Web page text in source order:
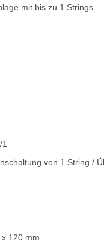
mit bis zu 1 Strings.
von 1 String /
120 mm